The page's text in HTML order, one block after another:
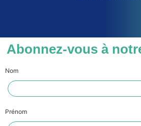
Abonnez-vous à
Nom
Prénom